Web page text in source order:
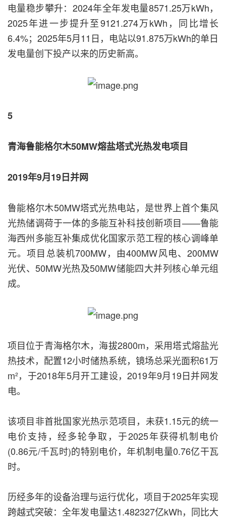
电量稳步攀升：2024年全年发电量8571.25万kWh，
2025年进一步提升至9121.274万kWh，同比增长
6.4%；2025年5月11日，电站以91.875万kWh的单日
发电量创下投产以来的历史新高。
5
青海鲁能格尔木50MW熔盐塔式光热发电项目
2019年9月19日并网
鲁能格尔木50MW塔式光热电站，是世界上首个集风
光热储调荷于一体的多能互补科技创新项目——鲁能
海西州多能互补集成优化国家示范工程的核心调峰单
元。项目总装机700MW，由400MW风电、200MW
光伏、50MW光热及50MW储能四大并列核心单元组
成。
项目位于青海格尔木，海拔2800m，采用塔式熔盐光
热技术，配置12小时储热系统，镜场总采光面积61万
m²，于2018年5月开工建设，2019年9月19日并网发
电。
该项目非首批国家光热示范项目，未获1.15元的统一
电价支持，经多轮争取，于2025年获得机制电价
(0.86元/千瓦时)的特别电价，年机制电量0.76亿干瓦
时。
历经多年的设备治理与运行优化，项目于2025年实现
跨越式突破：全年发电量达1.482327亿kWh，同比大